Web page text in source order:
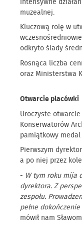
intensywne
muzealnej.
Kluczową rolę w
odkryto ślady
Rosnąca liczba
oraz Ministerstwa
Otwarcie placówki
Uroczyste
Konserwatorów
pamiątkowy medal
Pierwszym
a po niej przez
- W tym roku mija
dyrektora. Z
zespołu.
pełne
mówił nam